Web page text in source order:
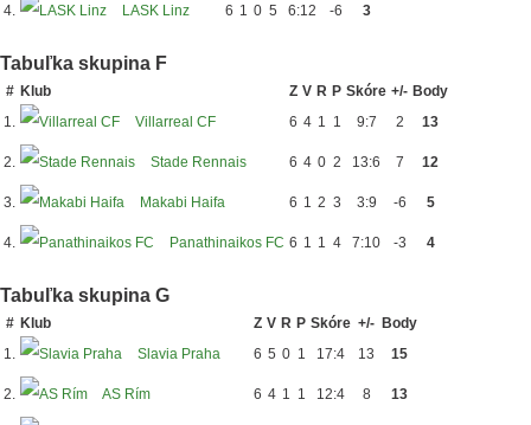
4. LASK Linz 6 1 0 5 6:12 -6 3
Tabuľka skupina F
# Klub Z V R P Skóre +/- Body
1.
Villarreal CF 6 4 1 1 9:7 2 13
2. Stade Rennais 6 4 0 2 13:6 7 12
3. Makabi Haifa 6 1 2 3 3:9 -6 5
4. Panathinaikos FC 6 1 1 4 7:10 -3 4
Tabuľka skupina G
# Klub Z V R P Skóre +/- Body
1.
Slavia Praha 6 5 0 1 17:4 13 15
2. AS Rím 6 4 1 1 12:4 8 13